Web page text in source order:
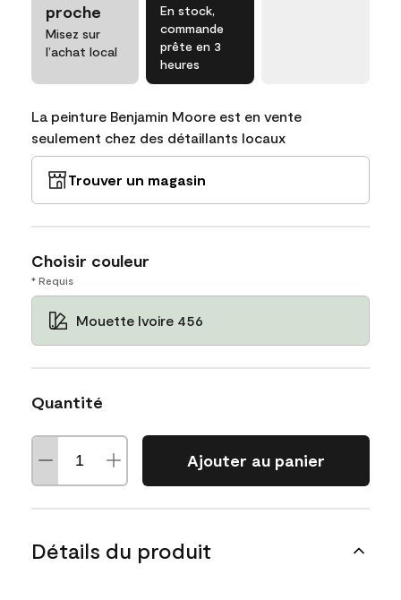
proche
Misez sur
l’achat local
En stock,
commande
prête en 3
heures
La peinture Benjamin Moore est en vente
seulement chez des détaillants locaux
Trouver un magasin
Choisir couleur
* Requis
Mouette Ivoire 456
Quantité
Ajouter au panier
Détails du produit